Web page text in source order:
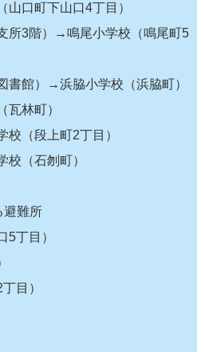
口町下山口4丁目）
所3階）→鳴尾小学校（鳴尾町5
書館）→浜脇小学校（浜脇町）
林町）
（段上町2丁目）
（石刎町）
避難所
5丁目）
目）